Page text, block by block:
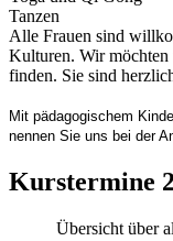
Tanzen
Alle Frauen sind
Kulturen. Wir möchten
finden. Sie sind
Mit pädagogischem
nennen Sie uns bei der
Kurstermine 2
Übersicht über